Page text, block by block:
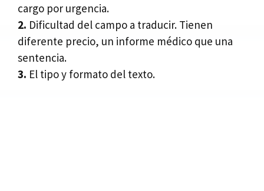
cargo por urgencia.
2. Dificultad del campo a traducir. Tienen
diferente precio, un informe médico que una
sentencia.
3. El tipo y formato del texto.